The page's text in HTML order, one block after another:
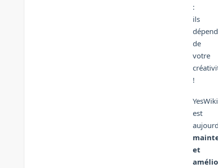
:
ils
de
votre
!
YesWiki
est
et